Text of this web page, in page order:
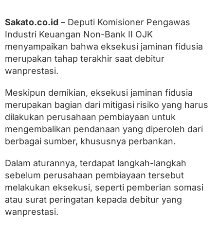
L
a
s
i
n
I
i
k
t
a
J
K
S
u
b
Sakato.co.id – Deputi Komisioner Pengawas
Industri Keuangan Non-Bank II OJK
menyampaikan bahwa eksekusi jaminan fidusia
merupakan tahap terakhir saat debitur
wanprestasi.
Meskipun demikian, eksekusi jaminan fidusia
merupakan bagian dari mitigasi risiko yang harus
dilakukan perusahaan pembiayaan untuk
mengembalikan pendanaan yang diperoleh dari
berbagai sumber, khususnya perbankan.
Dalam aturannya, terdapat langkah-langkah
sebelum perusahaan pembiayaan tersebut
melakukan eksekusi, seperti pemberian somasi
atau surat peringatan kepada debitur yang
wanprestasi.